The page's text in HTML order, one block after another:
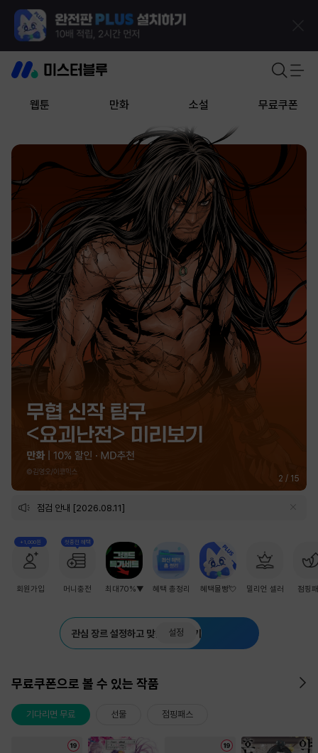
웹툰 만화 소설 무료쿠폰
2 / 15
점검 안내 [2026.08.11]
+1,000원
회원가입
첫충전 혜택
머니충전 최대70%▼ 혜택 총정리 혜택몰빵💘 밀리언 셀러 점핑
관심 장르 설정하고 맞춤 추천 받기
설정
무료쿠폰으로 볼 수 있는 작품
기다리면 무료 선물 점핑패스